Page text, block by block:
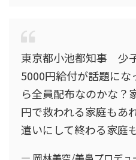
東京都小池都知事 少
5000円給付が話題にな
ら全員配布なのかな？
円で救われる家庭もあ
遣いにして終わる家庭